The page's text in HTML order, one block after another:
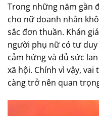
Trong những năm gần
cho nữ doanh nhân
sắc đơn thuần. Khán
người phụ nữ có tư
cảm hứng và đủ sức
xã hội. Chính vì vậy,
càng trở nên quan